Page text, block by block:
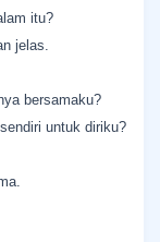
itu?
jelas.
bersamaku?
untuk diriku?